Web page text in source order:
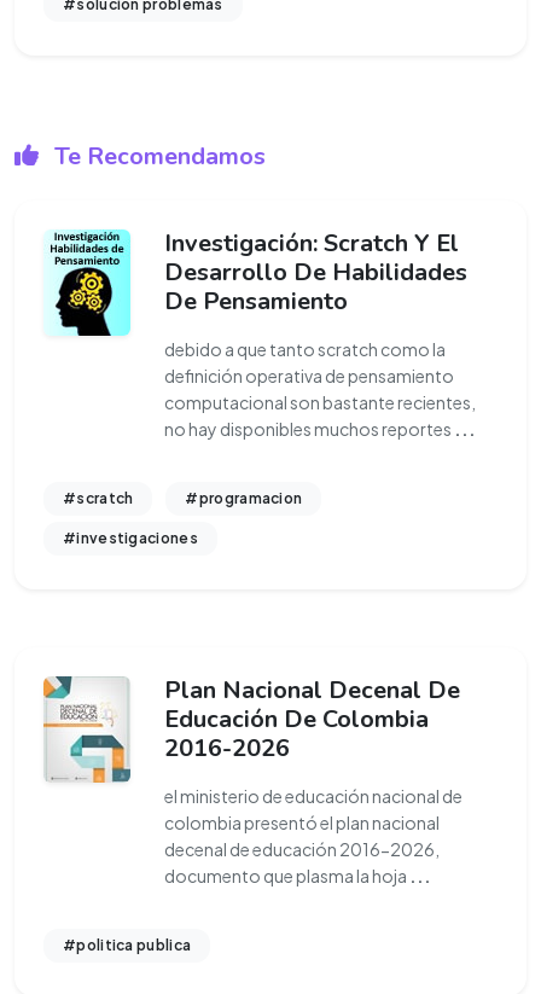
#solucion problemas
Te Recomendamos
Investigación: Scratch Y El
Desarrollo De Habilidades
De Pensamiento
debido a que tanto scratch como la
definición operativa de pensamiento
computacional son bastante recientes,
no hay disponibles muchos reportes ...
#scratch #programacion
#investigaciones
Plan Nacional Decenal De
Educación De Colombia
2016-2026
el ministerio de educación nacional de
colombia presentó el plan nacional
decenal de educación 2016-2026,
documento que plasma la hoja ...
#politica publica